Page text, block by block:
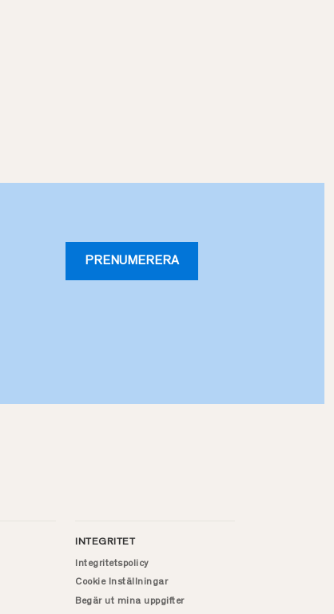
PRENUMERERA
INTEGRITET
Integritetspolicy
Cookie Inställningar
Begär ut mina uppgifter